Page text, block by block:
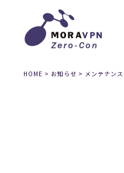
HOME > お知らせ > メンテナンス